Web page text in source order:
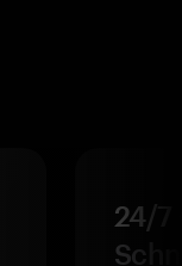
24/7